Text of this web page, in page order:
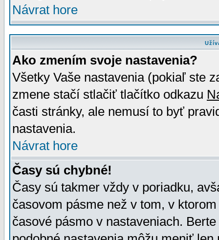
Návrat hore
Ako zmením svoje nastavenia?
Všetky Vaše nastavenia (pokiaľ ste
zmene stačí stlačiť tlačítko odkazu
časti stránky, ale nemusí to byť
nastavenia.
Návrat hore
Časy sú chybné!
Časy sú takmer vždy v poriadku,
časovom pásme než v tom, v
časové pásmo v nastaveniach.